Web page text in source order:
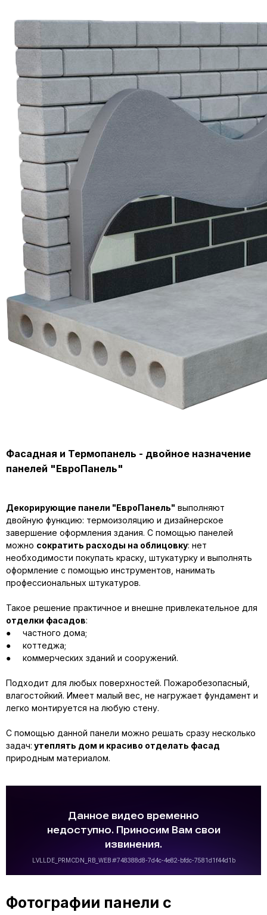
Фасадная и Термопанель - двойное назначение
панелей "ЕвроПанель"
Декорирующие панели "ЕвроПанель" выполняют
двойную функцию: термоизоляцию и дизайнерское
завершение оформления здания. С помощью панелей
можно сократить расходы на облицовку: нет
необходимости покупать краску, штукатурку и выполнять
оформление с помощью инструментов, нанимать
профессиональных штукатуров.
Такое решение практичное и внешне привлекательное для
отделки фасадов:
● частного дома;
● коттеджа;
● коммерческих зданий и сооружений.
Подходит для любых поверхностей. Пожаробезопасный,
влагостойкий. Имеет малый вес, не нагружает фундамент и
легко монтируется на любую стену.
С помощью данной панели можно решать сразу несколько
задач: утеплять дом и красиво отделать фасад
природным материалом.
Фотографии панели с